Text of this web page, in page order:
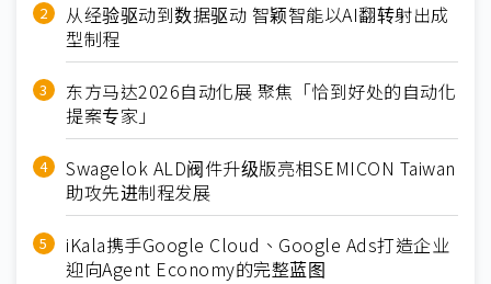
从经验驱动到数据驱动 智颖智能以AI翻转射出成
型制程
东方马达2026自动化展 聚焦「恰到好处的自动化
提案专家」
Swagelok ALD阀件升级版亮相SEMICON Taiwan
助攻先进制程发展
iKala携手Google Cloud、Google Ads打造企业
迎向Agent Economy的完整蓝图